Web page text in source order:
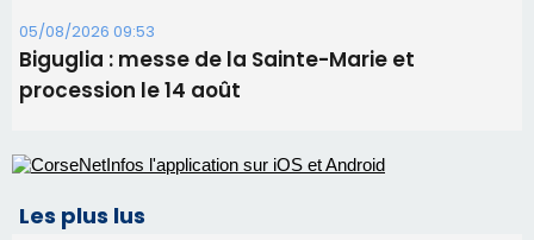
05/08/2026 09:53
Biguglia : messe de la Sainte-Marie et
procession le 14 août
Les plus lus